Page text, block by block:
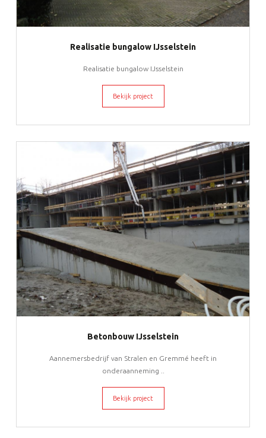
Realisatie bungalow IJsselstein
Realisatie bungalow IJsselstein
Bekijk project
Betonbouw IJsselstein
Aannemersbedrijf van Stralen en Gremmé heeft in
onderaanneming ..
Bekijk project